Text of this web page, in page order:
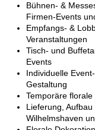
Bühnen- &
Firmen-Events
Empfangs- &
Veranstaltungen
Tisch- und
Events
Individuelle
Gestaltung
Temporäre
Lieferung,
Wilhelmshaven